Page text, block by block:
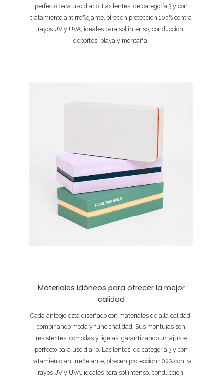
perfecto para uso diario. Las lentes, de categoría 3 y con
tratamiento antirreflejante, ofrecen protección 100% contra
rayos UV y UVA, ideales para sol intenso, conducción,
deportes, playa y montaña.
Materiales idóneos para ofrecer la mejor
calidad
Cada anteojo está diseñado con materiales de alta calidad,
combinando moda y funcionalidad. Sus monturas son
resistentes, cómodas y ligeras, garantizando un ajuste
perfecto para uso diario. Las lentes, de categoría 3 y con
tratamiento antirreflejante, ofrecen protección 100% contra
rayos UV y UVA, ideales para sol intenso, conducción,